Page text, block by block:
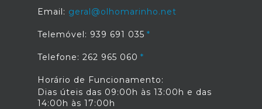
Email: geral@olhomarinho.net
Telemóvel: 939 691 035
Telefone: 262 965 060
Horário de Funcionamento:
Dias úteis das 09:00h às 13:00h e das
14:00h às 17:00h